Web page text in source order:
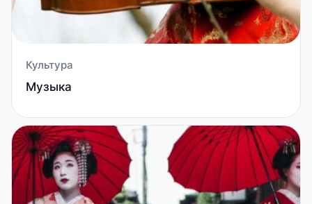
Культура
Музыка